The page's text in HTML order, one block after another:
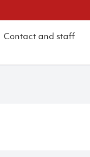
Contact and staff